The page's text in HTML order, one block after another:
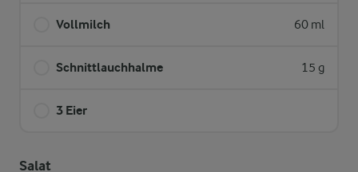
Vollmilch 60 ml
Schnittlauchhalme 15 g
3 Eier
Salat